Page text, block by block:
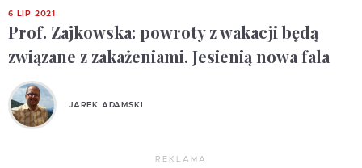
6 LIP 2021
Prof. Zajkowska: powroty z wakacji będą
związane z zakażeniami. Jesienią nowa fala
JAREK ADAMSKI
REKLAMA